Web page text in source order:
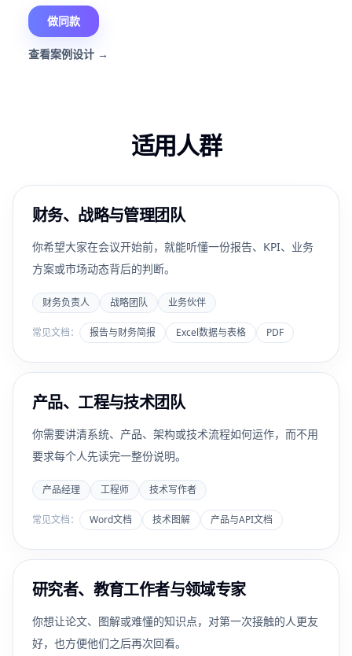
做同款
查看案例设计 →
适用人群
财务、战略与管理团队
你希望大家在会议开始前，就能听懂一份报告、KPI、业务
方案或市场动态背后的判断。
财务负责人 战略团队 业务伙伴
常见文档： 报告与财务简报 Excel数据与表格 PDF
产品、工程与技术团队
你需要讲清系统、产品、架构或技术流程如何运作，而不用
要求每个人先读完一整份说明。
产品经理 工程师 技术写作者
常见文档： Word文档 技术图解 产品与API文档
研究者、教育工作者与领域专家
你想让论文、图解或难懂的知识点，对第一次接触的人更友
好，也方便他们之后再次回看。